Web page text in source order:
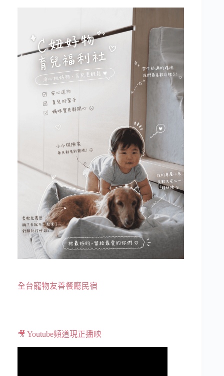
全台寵物友善餐廳民宿
🎥 Youtube頻道現正播映